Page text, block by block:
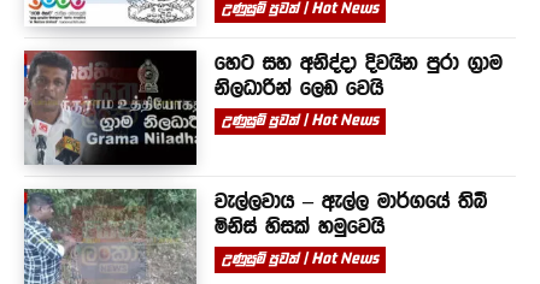
උණුසුම් පුවත් | Hot News
හෙට සහ අනිද්දා දිවයින පුරා ග්‍රාම
නිලධාරින් ලෙඩ වෙයි
උණුසුම් පුවත් | Hot News
වැල්ලවාය – ඇල්ල මාර්ගයේ තිබී
මිනිස් හිසක් හමුවෙයි
උණුසුම් පුවත් | Hot News